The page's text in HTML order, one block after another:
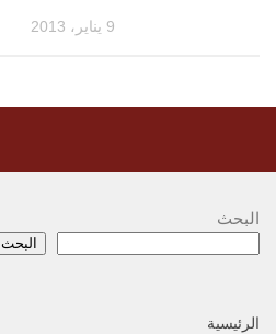
9 يناير، 2013
البحث
البحث
الرئيسية